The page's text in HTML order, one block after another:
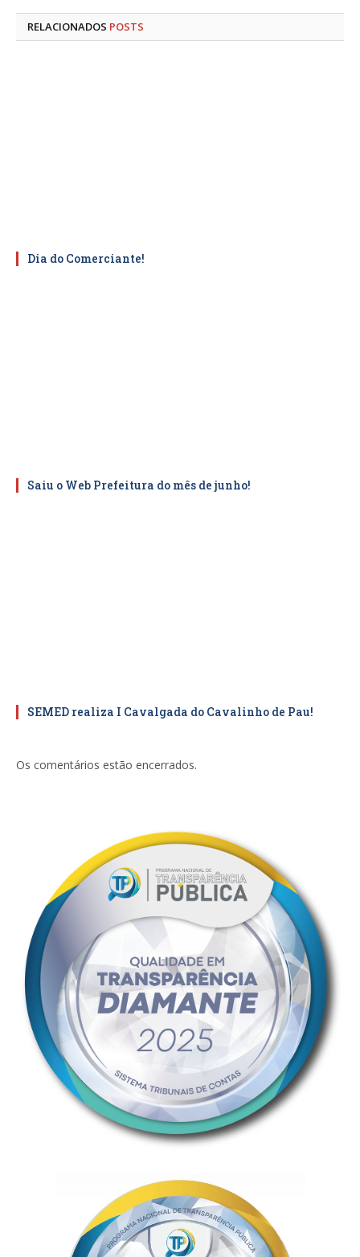
RELACIONADOS POSTS
Dia do Comerciante!
Saiu o Web Prefeitura do mês de junho!
SEMED realiza I Cavalgada do Cavalinho de Pau!
Os comentários estão encerrados.